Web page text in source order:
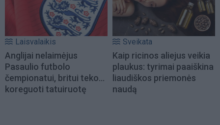
Laisvalaikis
Anglijai nelaimėjus
Pasaulio futbolo
čempionatui, britui teko...
koreguoti tatuiruotę
Sveikata
Kaip ricinos aliejus veikia
plaukus: tyrimai paaiškina
liaudiškos priemonės
naudą